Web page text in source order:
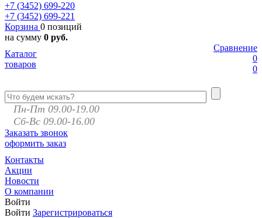
+7 (3452) 699-220
+7 (3452) 699-221
Корзина 0 позиций
на сумму 0 руб.
Сравнение
0
0
Каталог
товаров
Пн-Пт 09.00-19.00
Сб-Вс 09.00-16.00
Заказать звонок
оформить заказ
Контакты
Акции
Новости
О компании
Войти
Войти Зарегистрироваться